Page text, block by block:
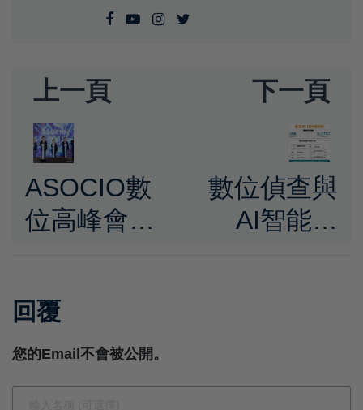
上一頁
ASOCIO數
位高峰會開
AI新十大建
設 展現以人
為本數位轉
下一頁
數位偵查與
AI智能並
現驚人查緝
回覆
您的Email不會被公開。